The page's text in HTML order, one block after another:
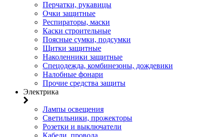
Перчатки, рукавицы
Очки защитные
Респираторы, маски
Каски строительные
Поясные сумки, подсумки
Щитки защитные
Наколенники защитные
Спецодежда, комбинезоны, дождевики
Налобные фонари
Прочие средства защиты
Электрика
Лампы освещения
Светильники, прожекторы
Розетки и выключатели
Кабели, провода